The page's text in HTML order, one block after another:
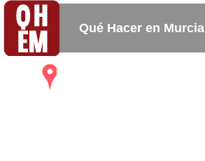
Qué Hacer en Murcia